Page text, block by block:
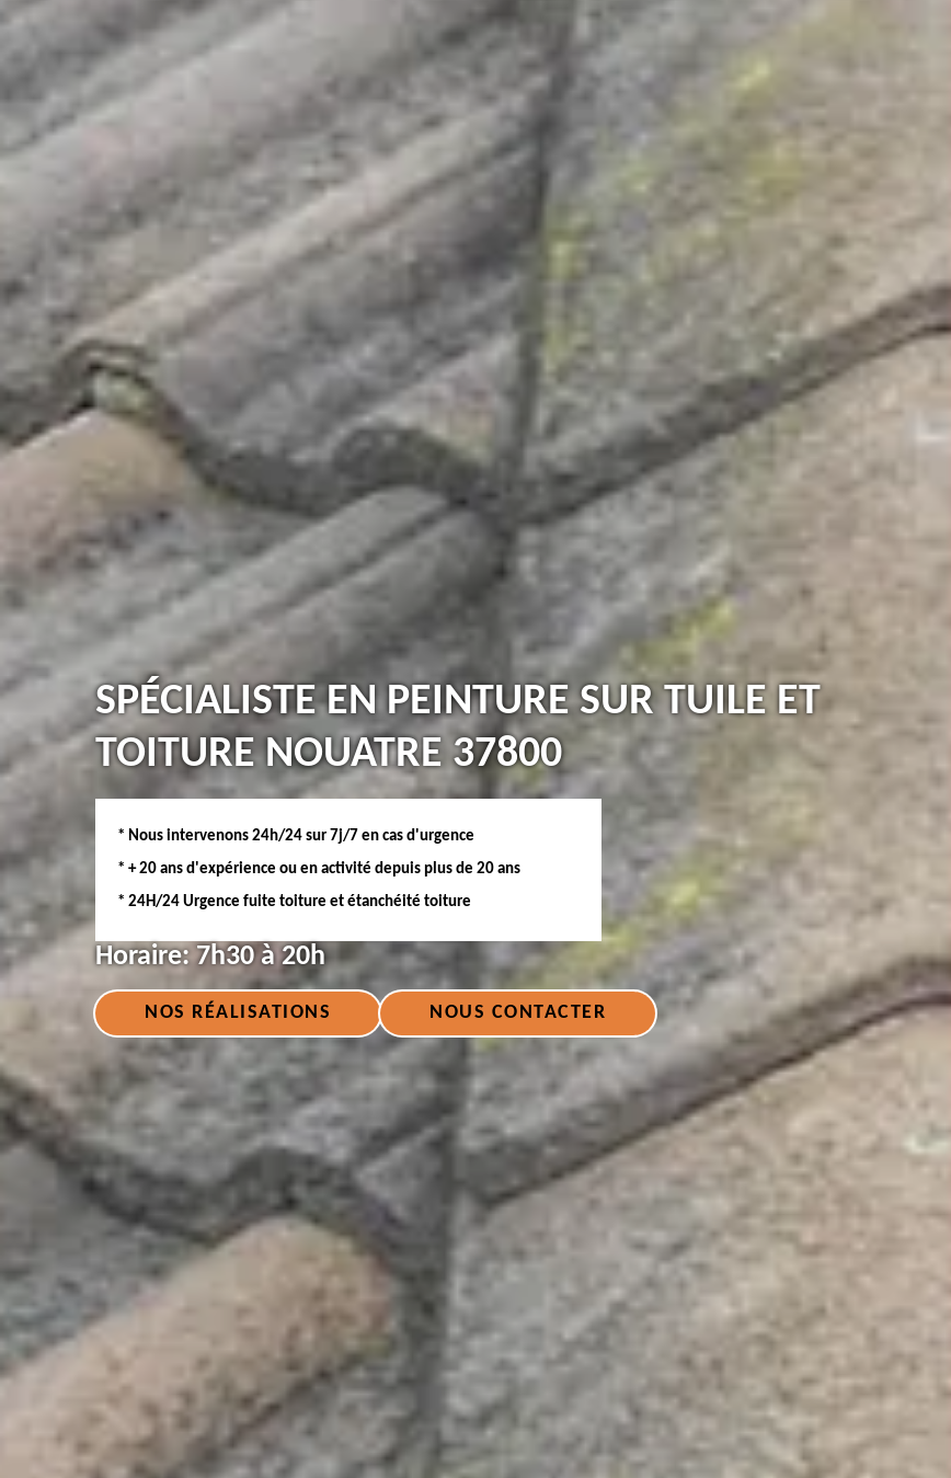
SPÉCIALISTE EN PEINTURE SUR TUILE ET
TOITURE NOUATRE 37800
* Nous intervenons 24h/24 sur 7j/7 en cas d'urgence
* + 20 ans d'expérience ou en activité depuis plus de 20 ans
* 24H/24 Urgence fuite toiture et étanchéité toiture
Horaire:7h30 à 20h
NOS RÉALISATIONS NOUS CONTACTER